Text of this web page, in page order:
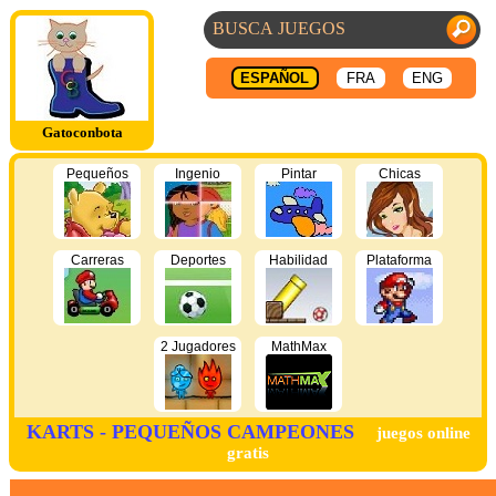
Gatoconbota
ESPAÑOL FRA ENG
Pequeños Ingenio Pintar Chicas
Carreras Deportes Habilidad Plataforma
2 Jugadores MathMax
KARTS - PEQUEÑOS CAMPEONES
juegos online
gratis